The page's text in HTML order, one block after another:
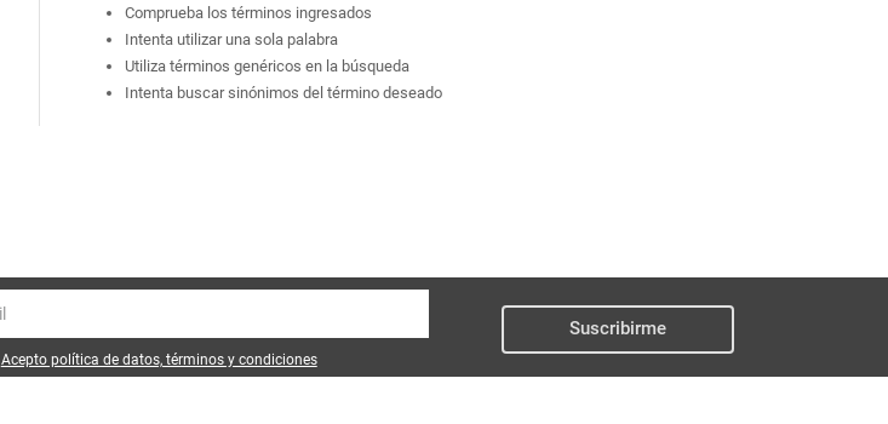
Comprueba los términos ingresados
Intenta utilizar una sola palabra
Utiliza términos genéricos en la búsqueda
Intenta buscar sinónimos del término deseado
Acepto política de datos, términos y condiciones
Suscribirme